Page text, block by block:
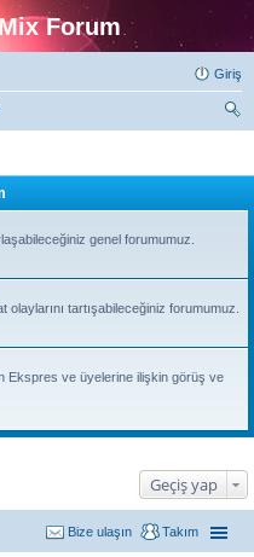
Forum
Giriş
genel forumumuz.
tartışabileceğiniz forumumuz.
Ekspres ve üyelerine ilişkin görüş ve
Geçiş yap
Takım
Bize ulaşın